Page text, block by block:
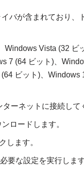
バが含まれており、
Windows Vista (32
7 (64 ビット)、
ビット)、Windows
ーネットに接続して
ロードします。
します。
要な設定を実行します